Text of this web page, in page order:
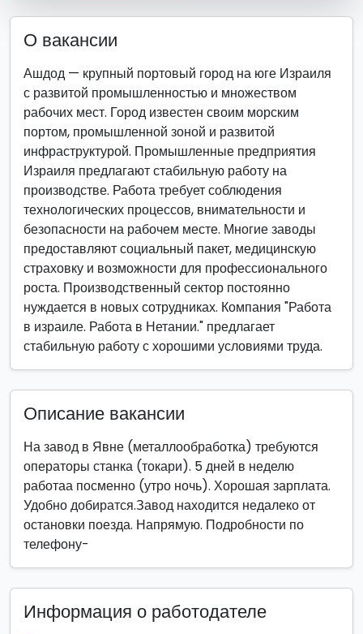
О вакансии
Ашдод — крупный портовый город на юге Израиля
с развитой промышленностью и множеством
рабочих мест. Город известен своим морским
портом, промышленной зоной и развитой
инфраструктурой. Промышленные предприятия
Израиля предлагают стабильную работу на
производстве. Работа требует соблюдения
технологических процессов, внимательности и
безопасности на рабочем месте. Многие заводы
предоставляют социальный пакет, медицинскую
страховку и возможности для профессионального
роста. Производственный сектор постоянно
нуждается в новых сотрудниках. Компания "Работа
в израиле. Работа в Нетании." предлагает
стабильную работу с хорошими условиями труда.
Описание вакансии
На завод в Явне (металлообработка) требуются
операторы станка (токари). 5 дней в неделю
работаа посменно (утро ночь). Хорошая зарплата.
Удобно добиратся.Завод находится недалеко от
остановки поезда. Напрямую. Подробности по
телефону-
Информация о работодателе